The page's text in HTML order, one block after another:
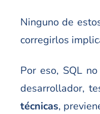
Ninguno de
corregirlos
Por eso, SQL
desarrollador,
técnicas,